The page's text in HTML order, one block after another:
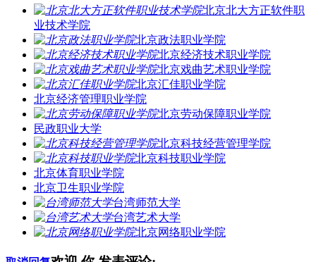
北京北大方正软件职
业技术学院
北京政法职业学院
北京经济技术职业学院
北京戏曲艺术职业学院
北京汇佳职业学院
北京经济管理职业学院
北京劳动保障职业学院
民政职业大学
北京科技经营管理学院
北京科技职业学院
北京体育职业学院
北京卫生职业学院
台湾师范大学
台湾艺术大学
北京网络职业学院